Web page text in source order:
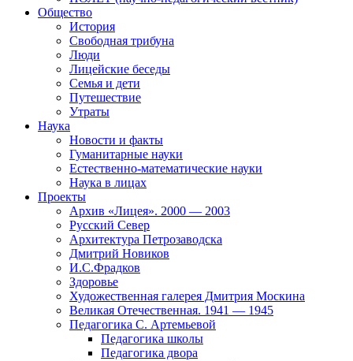
Общество
История
Свободная трибуна
Люди
Лицейские беседы
Семья и дети
Путешествие
Утраты
Наука
Новости и факты
Гуманитарные науки
Естественно-математические науки
Наука в лицах
Проекты
Архив «Лицея». 2000 — 2003
Русский Север
Архитектура Петрозаводска
Дмитрий Новиков
И.С.Фрадков
Здоровье
Художественная галерея Дмитрия Москина
Великая Отечественная. 1941 — 1945
Педагогика С. Артемьевой
Педагогика школы
Педагогика двора